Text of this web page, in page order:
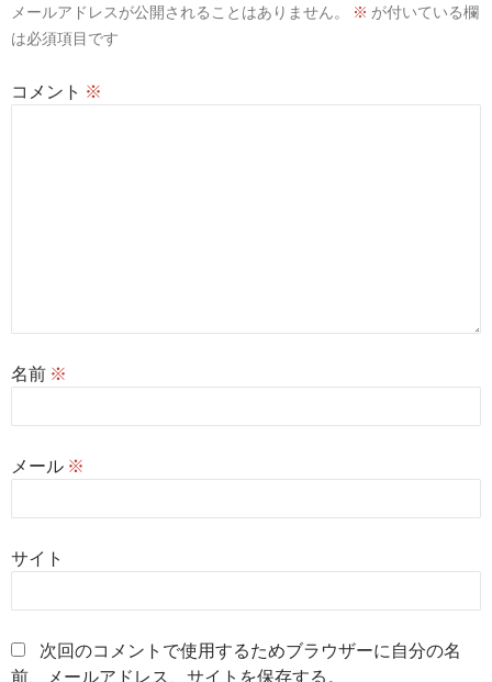
メールアドレスが公開されることはありません。 ※ が付いている欄
は必須項目です
コメント ※
名前 ※
メール ※
サイト
次回のコメントで使用するためブラウザーに自分の名
前、メールアドレス、サイトを保存する。